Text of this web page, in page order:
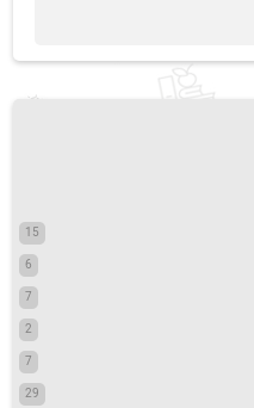
15
6
7
2
7
29